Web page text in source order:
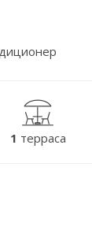
1 терраса